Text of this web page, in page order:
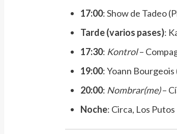
17:00: Show de Tadeo
Tarde (varios pases):
17:30: Kontrol–
19:00: Yoann
20:00: Nombrar(me)–
Noche: Circa, Los